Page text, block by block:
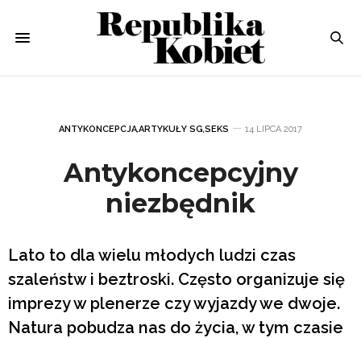
ANTYKONCEPCJA,ARTYKUŁY SG,SEKS 14 LIPCA 2017
Antykoncepcyjny
niezbędnik
Lato to dla wielu młodych ludzi czas
szaleństw i beztroski. Często organizuje się
imprezy w plenerze czy wyjazdy we dwoje.
Natura pobudza nas do życia, w tym czasie